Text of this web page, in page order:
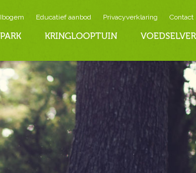
Educatief aanbod Privacyverklaring Contact
KRINGLOOPTUIN